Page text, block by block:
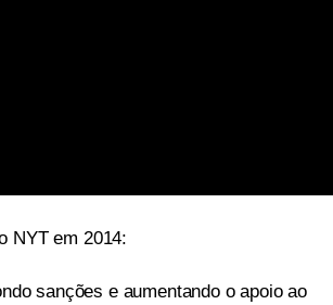
NYT em 2014:
sanções e aumentando o apoio ao